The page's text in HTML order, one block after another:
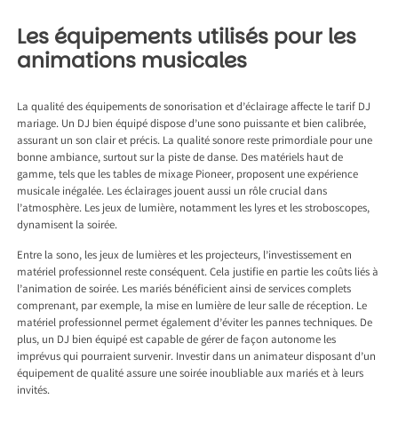
Les équipements utilisés pour les
animations musicales
La qualité des équipements de sonorisation et d’éclairage affecte le tarif DJ
mariage. Un DJ bien équipé dispose d’une sono puissante et bien calibrée,
assurant un son clair et précis. La qualité sonore reste primordiale pour une
bonne ambiance, surtout sur la piste de danse. Des matériels haut de
gamme, tels que les tables de mixage Pioneer, proposent une expérience
musicale inégalée. Les éclairages jouent aussi un rôle crucial dans
l’atmosphère. Les jeux de lumière, notamment les lyres et les stroboscopes,
dynamisent la soirée.
Entre la sono, les jeux de lumières et les projecteurs, l’investissement en
matériel professionnel reste conséquent. Cela justifie en partie les coûts liés à
l’animation de soirée. Les mariés bénéficient ainsi de services complets
comprenant, par exemple, la mise en lumière de leur salle de réception. Le
matériel professionnel permet également d’éviter les pannes techniques. De
plus, un DJ bien équipé est capable de gérer de façon autonome les
imprévus qui pourraient survenir. Investir dans un animateur disposant d’un
équipement de qualité assure une soirée inoubliable aux mariés et à leurs
invités.